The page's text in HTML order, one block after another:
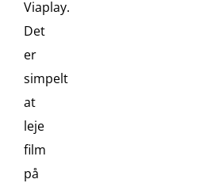
Viaplay.
Det
er
simpelt
at
leje
film
på